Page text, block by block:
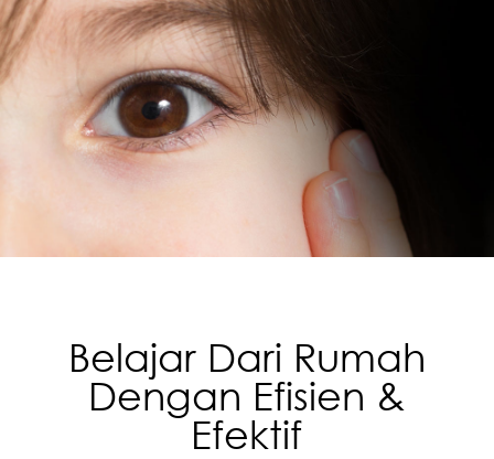
Belajar Dari Rumah
Dengan Efisien &
Efektif